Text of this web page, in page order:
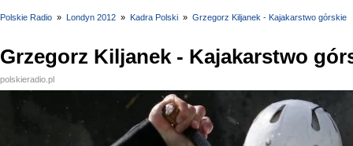
Polskie Radio » Londyn 2012 » Kadra Polski » Grzegorz Kiljanek - Kajakarstwo górskie
Grzegorz Kiljanek - Kajakarstwo
polskieradio.pl